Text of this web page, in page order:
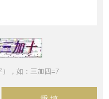
，如：三加四=7